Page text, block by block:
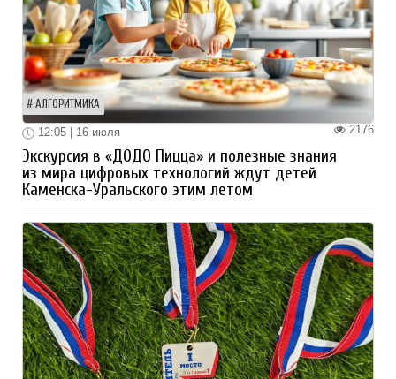
АЛГОРИТМИКА
2176
12:05 | 16 июля
Экскурсия в «ДОДО Пицца» и полезные знания
из мира цифровых технологий ждут детей
Каменска-Уральского этим летом